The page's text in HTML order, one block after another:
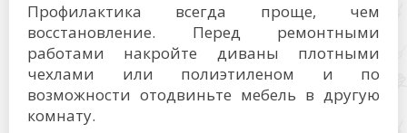
Профилактика всегда проще, чем
восстановление. Перед ремонтными
работами накройте диваны плотными
чехлами или полиэтиленом и по
возможности отодвиньте мебель в другую
комнату.